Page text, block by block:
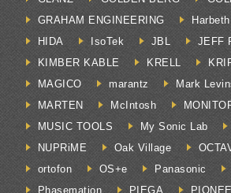
GRAHAM ENGINEERING
Harbeth
HIDA
IsoTek JBL
JEFF
KIMBER KABLE
KRELL
MAGICO
marantz
Mark
MARTEN
McIntosh
MUSIC TOOLS
My Sonic Lab
NUPRiME
Oak Village
ortofon
OS+e Panasonic
Phasemation
PIEGA